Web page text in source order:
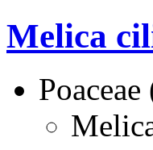
Melica
Poaceae